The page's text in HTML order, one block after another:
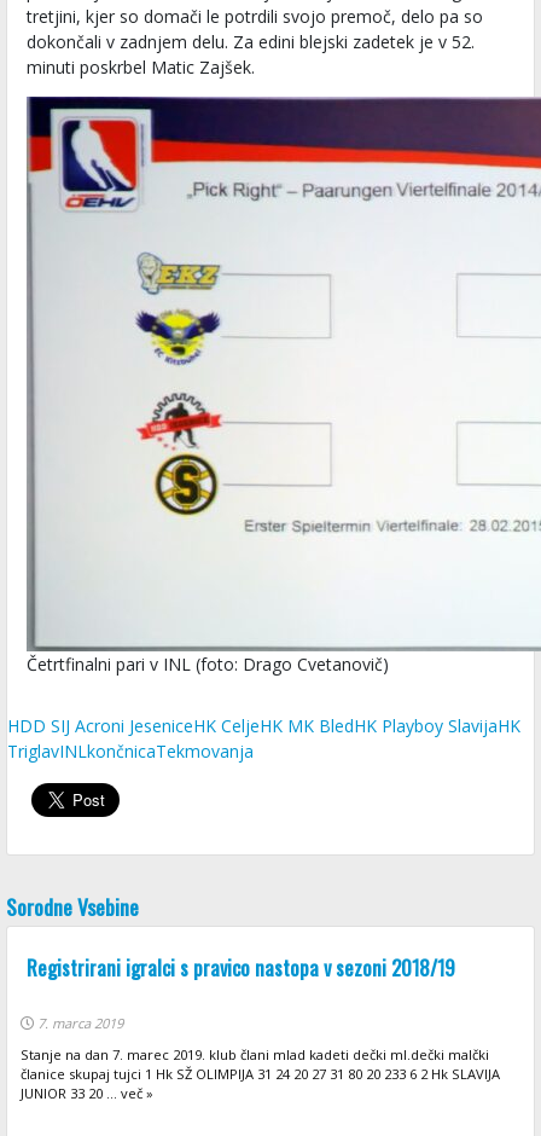
tretjini, kjer so domači le potrdili svojo premoč, delo pa so
dokončali v zadnjem delu. Za edini blejski zadetek je v 52.
minuti poskrbel Matic Zajšek.
Četrtfinalni pari v INL (foto: Drago Cvetanovič)
HDD SIJ Acroni JeseniceHK CeljeHK MK BledHK Playboy SlavijaHK
TriglavINLkončnicaTekmovanja
Sorodne Vsebine
Registrirani igralci s pravico nastopa v sezoni 2018/19
7. marca 2019
Stanje na dan 7. marec 2019. klub člani mlad kadeti dečki ml.dečki malčki
članice skupaj tujci 1 Hk SŽ OLIMPIJA 31 24 20 27 31 80 20 233 6 2 Hk SLAVIJA
JUNIOR 33 20 ... več »